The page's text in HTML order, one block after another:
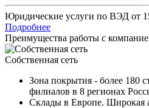
Юридические услуги по ВЭД от
Подробнее
Преимущества работы с
Собственная сеть
Зона покрытия - более 180
филиалов в 8 регионах
Склады в Европе. Широкая